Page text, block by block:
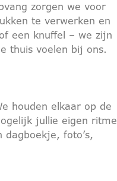
zorgen we voor
te verwerken en
een knuffel – we zijn
thuis voelen bij ons.
houden elkaar op de
jullie eigen ritme
foto’s,